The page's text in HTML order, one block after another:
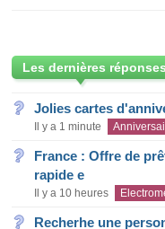
Les dernières
Jolies cartes
Il y a 1 minute
France : Offre de
rapide e
Il y a 10 heures
Recherhe une